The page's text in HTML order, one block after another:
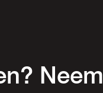
Neem